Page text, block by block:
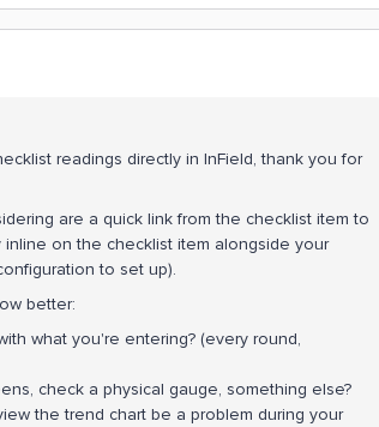
readings directly in InField, thank you for
are a quick link from the checklist item to
on the checklist item alongside your
to set up).
better:
what you're entering? (every round,
check a physical gauge, something else?
the trend chart be a problem during your